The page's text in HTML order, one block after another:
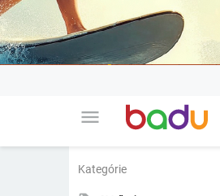
menu
Kategórie